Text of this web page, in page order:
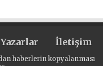
Yazarlar İletişim
haberlerin kopyalanması